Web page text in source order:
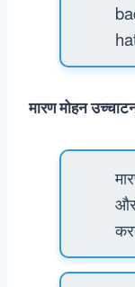
मारण मोहन